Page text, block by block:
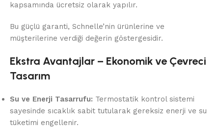
kapsamında ücretsiz olarak yapılır.
Bu güçlü garanti, Schnelle’nin ürünlerine ve
müşterilerine verdiği değerin göstergesidir.
Ekstra Avantajlar – Ekonomik ve Çevreci
Tasarım
Su ve Enerji Tasarrufu: Termostatik kontrol sistemi
sayesinde sıcaklık sabit tutularak gereksiz enerji ve su
tüketimi engellenir.